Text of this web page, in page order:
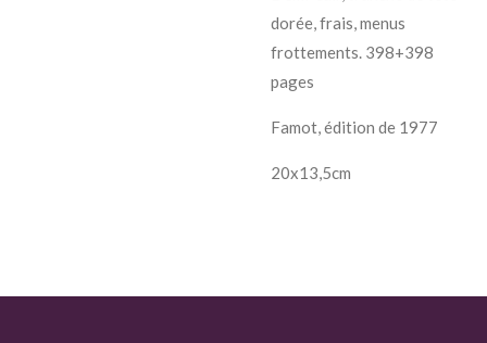
dorée, frais, menus
frottements. 398+398
pages
Famot, édition de 1977
20x13,5cm